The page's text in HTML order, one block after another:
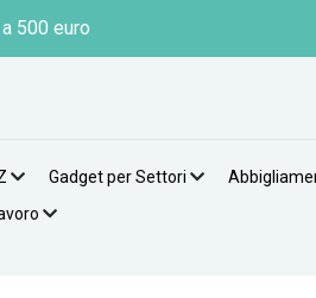
500 euro
Gadget per Settori